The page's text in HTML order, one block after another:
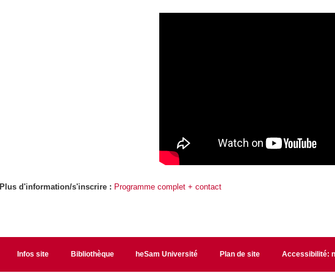
Plus d'information/s'inscrire : Programme complet + contact
Infos site Bibliothèque heSam Université Plan de site Accessibilité: